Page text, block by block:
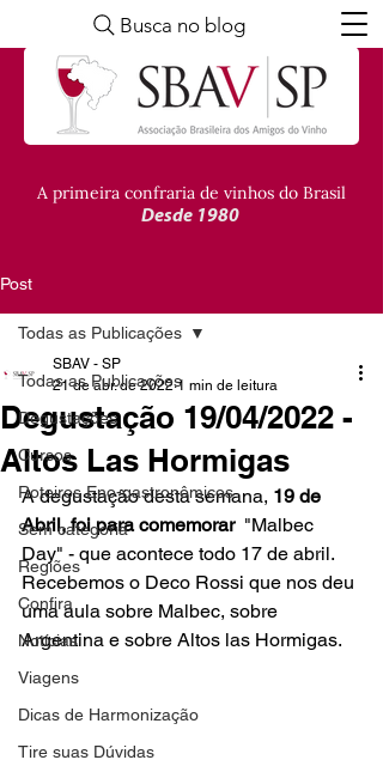
A primeira confraria de vinhos do Brasil
Desde 1980
Busca no blog
Post
Todas as Publicações
Degustações
Cursos
Roteiros Eno-gastronômicos
Sem categoria
Regiões
Confira
Notícias
Viagens
Dicas de Harmonização
Tire suas Dúvidas
Todas as Publicações
Degustação 19/04/2022 -
Altos Las Hormigas
SBAV - SP
21 de abr. de 2022 1 min de leitura
A degustação desta semana, 19 de
Abril, foi para comemorar "Malbec
Day" - que acontece todo 17 de abril.
Recebemos o Deco Rossi que nos deu
uma aula sobre Malbec, sobre
Argentina e sobre Altos las Hormigas.